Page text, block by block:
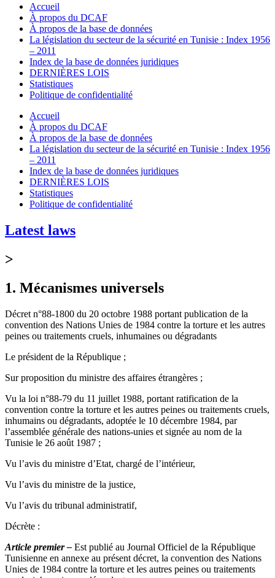
Accueil
À propos du DCAF
À propos de la base de données
La législation du secteur de la sécurité en Tunisie : Index 1956
– 2011
Index de la base de données juridiques
DERNIÈRES LOIS
Statistiques
Politique de confidentialité
Accueil
À propos du DCAF
À propos de la base de données
La législation du secteur de la sécurité en Tunisie : Index 1956
– 2011
Index de la base de données juridiques
DERNIÈRES LOIS
Statistiques
Politique de confidentialité
Latest laws
>
1. Mécanismes universels
Décret n°88-1800 du 20 octobre 1988 portant publication de la
convention des Nations Unies de 1984 contre la torture et les autres
peines ou traitements cruels, inhumaines ou dégradants
Le président de la République ;
Sur proposition du ministre des affaires étrangères ;
Vu la loi n°88-79 du 11 juillet 1988, portant ratification de la
convention contre la torture et les autres peines ou traitements cruels,
inhumains ou dégradants, adoptée le 10 décembre 1984, par
l’assemblée générale des nations-unies et signée au nom de la
Tunisie le 26 août 1987 ;
Vu l’avis du ministre d’Etat, chargé de l’intérieur,
Vu l’avis du ministre de la justice,
Vu l’avis du tribunal administratif,
Décrète :
Article premier – Est publié au Journal Officiel de la République
Tunisienne en annexe au présent décret, la convention des Nations
Unies de 1984 contre la torture et les autres peines ou traitements